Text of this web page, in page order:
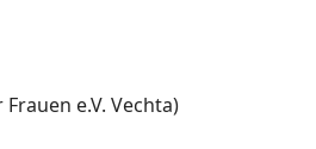
e.V. Vechta)